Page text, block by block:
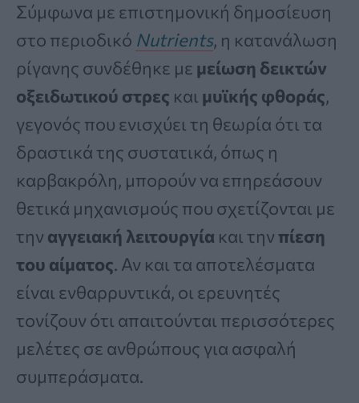
Σύμφωνα με επιστημονική δημοσίευση
στο περιοδικό Nutrients, η κατανάλωση
ρίγανης συνδέθηκε με μείωση δεικτών
οξειδωτικού στρες και μυϊκής φθοράς,
γεγονός που ενισχύει τη θεωρία ότι τα
δραστικά της συστατικά, όπως η
καρβακρόλη, μπορούν να επηρεάσουν
θετικά μηχανισμούς που σχετίζονται με
την αγγειακή λειτουργία και την πίεση
του αίματος. Αν και τα αποτελέσματα
είναι ενθαρρυντικά, οι ερευνητές
τονίζουν ότι απαιτούνται περισσότερες
μελέτες σε ανθρώπους για ασφαλή
συμπεράσματα.